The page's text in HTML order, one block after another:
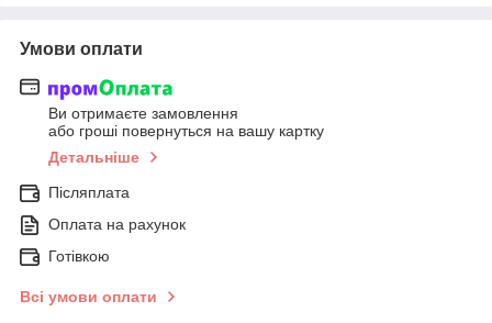
Умови оплати
Ви отримаєте замовлення
або гроші повернуться на вашу картку
Детальніше
Післяплата
Оплата на рахунок
Готівкою
Всі умови оплати